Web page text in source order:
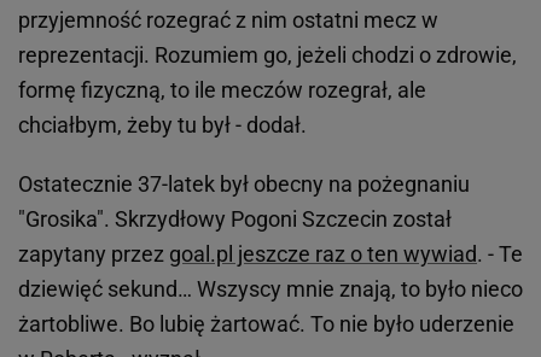
przyjemność rozegrać z nim ostatni mecz w
reprezentacji. Rozumiem go, jeżeli chodzi o zdrowie,
formę fizyczną, to ile meczów rozegrał, ale
chciałbym, żeby tu był - dodał.
Ostatecznie 37-latek był obecny na pożegnaniu
"Grosika". Skrzydłowy Pogoni Szczecin został
zapytany przez goal.pl jeszcze raz o ten wywiad. - Te
dziewięć sekund… Wszyscy mnie znają, to było nieco
żartobliwe. Bo lubię żartować. To nie było uderzenie